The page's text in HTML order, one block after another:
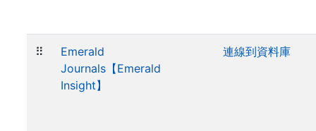
⠿
Emerald
Journals【Emerald
Insight】
連線到資料庫